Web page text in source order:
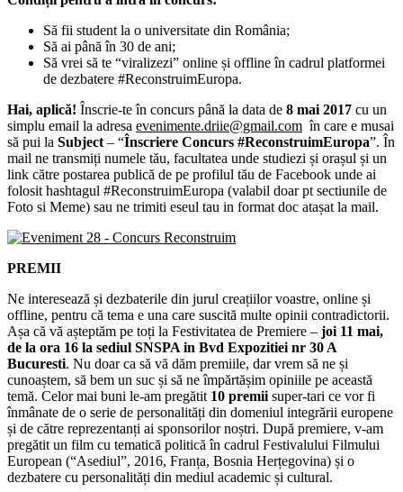
Să fii student la o universitate din România;
Să ai până în 30 de ani;
Să vrei să te “viralizezi” online și offline în cadrul platformei
de dezbatere #ReconstruimEuropa.
Hai, aplică! Înscrie-te în concurs până la data de 8 mai 2017 cu un
simplu email la adresa evenimente.driie@gmail.com în care e musai
să pui la Subject – “Înscriere Concurs #ReconstruimEuropa”. În
mail ne transmiți numele tău, facultatea unde studiezi și orașul și un
link către postarea publică de pe profilul tău de Facebook unde ai
folosit hashtagul #ReconstruimEuropa (valabil doar pt sectiunile de
Foto si Meme) sau ne trimiti eseul tau in format doc atașat la mail.
PREMII
Ne interesează și dezbaterile din jurul creațiilor voastre, online și
offline, pentru că tema e una care suscită multe opinii contradictorii.
Așa că vă așteptăm pe toți la Festivitatea de Premiere – joi 11 mai,
de la ora 16 la sediul SNSPA in Bvd Expozitiei nr 30 A
Bucuresti. Nu doar ca să vă dăm premiile, dar vrem să ne și
cunoaștem, să bem un suc și să ne împărtășim opiniile pe această
temă. Celor mai buni le-am pregătit 10 premii super-tari ce vor fi
înmânate de o serie de personalități din domeniul integrării europene
și de către reprezentanți ai sponsorilor noștri. După premiere, v-am
pregătit un film cu tematică politică în cadrul Festivalului Filmului
European (“Asediul”, 2016, Franța, Bosnia Herțegovina) și o
dezbatere cu personalități din mediul academic și cultural.